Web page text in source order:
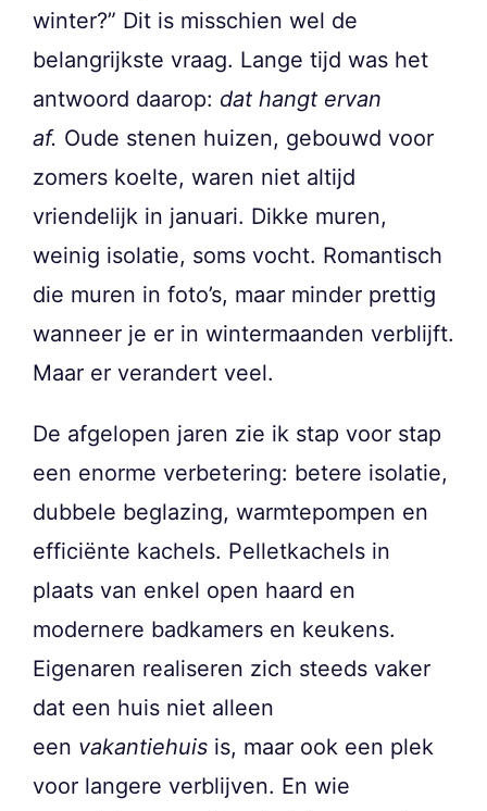
winter?” Dit is misschien wel de
belangrijkste vraag. Lange tijd was het
antwoord daarop: dat hangt ervan
af. Oude stenen huizen, gebouwd voor
zomers koelte, waren niet altijd
vriendelijk in januari. Dikke muren,
weinig isolatie, soms vocht. Romantisch
die muren in foto’s, maar minder prettig
wanneer je er in wintermaanden verblijft.
Maar er verandert veel.
De afgelopen jaren zie ik stap voor stap
een enorme verbetering: betere isolatie,
dubbele beglazing, warmtepompen en
efficiënte kachels. Pelletkachels in
plaats van enkel open haard en
modernere badkamers en keukens.
Eigenaren realiseren zich steeds vaker
dat een huis niet alleen
een vakantiehuis is, maar ook een plek
voor langere verblijven. En wie